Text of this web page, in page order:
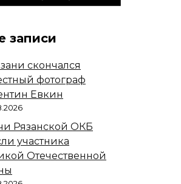
записи
скончался
фотограф
Евкин
Рязанской ОКБ
участника
Отечественной